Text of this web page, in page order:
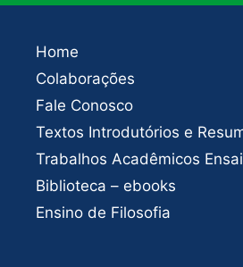
Home
Colaborações
Fale Conosco
Textos Introdutórios e
Trabalhos Acadêmicos
Biblioteca – ebooks
Ensino de Filosofia